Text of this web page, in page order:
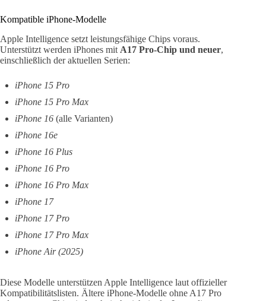
Kompatible iPhone-Modelle
Apple Intelligence setzt leistungsfähige Chips voraus.
Unterstützt werden iPhones mit A17 Pro-Chip und neuer,
einschließlich der aktuellen Serien:
iPhone 15 Pro
iPhone 15 Pro Max
iPhone 16 (alle Varianten)
iPhone 16e
iPhone 16 Plus
iPhone 16 Pro
iPhone 16 Pro Max
iPhone 17
iPhone 17 Pro
iPhone 17 Pro Max
iPhone Air (2025)
Diese Modelle unterstützen Apple Intelligence laut offizieller
Kompatibilitätslisten. Ältere iPhone-Modelle ohne A17 Pro